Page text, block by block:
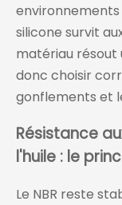
silicone survit
matériau résout
donc choisir
gonflements et
Résistance
l'huile : le
Le NBR reste